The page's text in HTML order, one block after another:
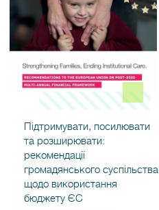
Підтримувати, посилювати
та розширювати:
рекомендації
громадянського суспільства
щодо використання
бюджету ЄС